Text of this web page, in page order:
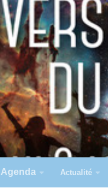
Agenda Actualité